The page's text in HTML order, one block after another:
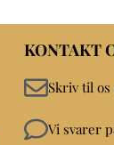
KONTAKT
Skriv til
Vi svarer